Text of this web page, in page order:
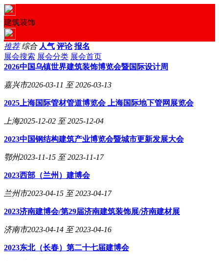
建筑装饰
推荐 综合 人气 评论 报名
展会搜索 展会分类 展会首页
2026中国乌镇世界建筑装饰博览会暨国际设计周
嘉兴市2026-03-11 至 2026-03-13
2025上海国际管材管道博览会​ 上海国际地下管网展览会
上海2025-12-02 至 2025-12-04
2023中国钢结构建筑产业博览会暨城市更新发展大会
鄂州2023-11-15 至 2023-11-17
2023西部（兰州）建博会
兰州市2023-04-15 至 2023-04-17
2023济南建博会/第29届济南建筑装饰展/济南建材展
济南市2023-04-14 至 2023-04-16
2023东北（长春）第二十七届建博会